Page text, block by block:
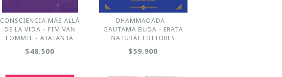
CONSCIENCIA MÁS ALLÁ
DE LA VIDA - PIM VAN
LOMMEL - ATALANTA
$48.500
DHAMMAOADA -
GAUTAMA BUDA - ERATA
NATURAE EDITORES
$59.900